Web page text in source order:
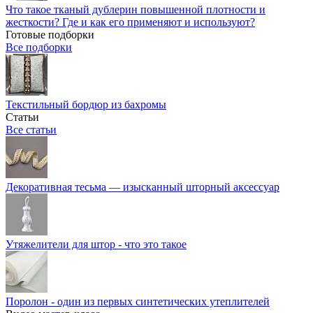
Что такое тканый дублерин повышенной плотности и
жесткости? Где и как его применяют и используют?
Готовые подборки
Все подборки
Текстильный бордюр из бахромы
Статьи
Все статьи
Декоративная тесьма — изысканный шторный аксессуар
Утяжелители для штор - что это такое
Поролон - один из первых синтетических утеплителей